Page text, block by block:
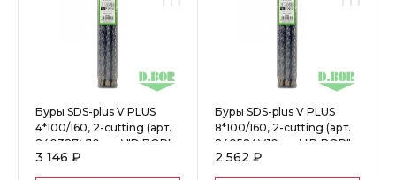
Буры SDS-plus V PLUS
4*100/160, 2-cutting (арт.
240327) (10 шт.) "D.BOR"
60950
3 146 ₽
Буры SDS-plus V PLUS
8*100/160, 2-cutting (арт.
240524) (10 шт.) "D.BOR"
61030
2 562 ₽